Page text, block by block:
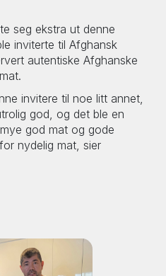
seg ekstra ut denne
inviterte til Afghansk
autentiske Afghanske
invitere til noe litt annet,
god, og det ble en
god mat og gode
nydelig mat, sier